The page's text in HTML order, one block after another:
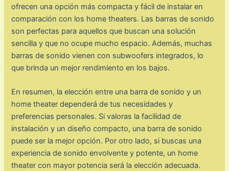
ofrecen una opción más compacta y fácil de instalar en
comparación con los home theaters. Las barras de sonido
son perfectas para aquellos que buscan una solución
sencilla y que no ocupe mucho espacio. Además, muchas
barras de sonido vienen con subwoofers integrados, lo
que brinda un mejor rendimiento en los bajos.
En resumen, la elección entre una barra de sonido y un
home theater dependerá de tus necesidades y
preferencias personales. Si valoras la facilidad de
instalación y un diseño compacto, una barra de sonido
puede ser la mejor opción. Por otro lado, si buscas una
experiencia de sonido envolvente y potente, un home
theater con mayor potencia será la elección adecuada.